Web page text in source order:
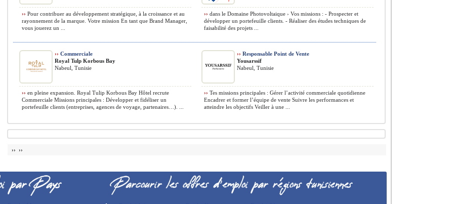
›› Pour contribuer au développement stratégique, à la croissance et au
rayonnement de la marque. Votre mission En tant que Brand Manager,
vous jouerez un ...
›› dans le Domaine Photovoltaique › Vos missions : - Prospecter et
développer un portefeuille clients. - Réaliser des études techniques de
faisabilité des projets ...
›› Commerciale
Royal Tulp Korbous Bay
Nabeul, Tunisie
›› en pleine expansion. Royal Tulip Korbous Bay Hôtel recrute
Commerciale Missions principales : Développer et fidéliser un
portefeuille clients (entreprises, agences de voyage, partenaires…). ...
›› Responsable Point de Vente
Yousarssif
Nabeul, Tunisie
›› Tes missions principales : Gérer l’activité commerciale quotidienne
Encadrer et former l’équipe de vente Suivre les performances et
atteindre les objectifs Veiller à une ...
›› ››